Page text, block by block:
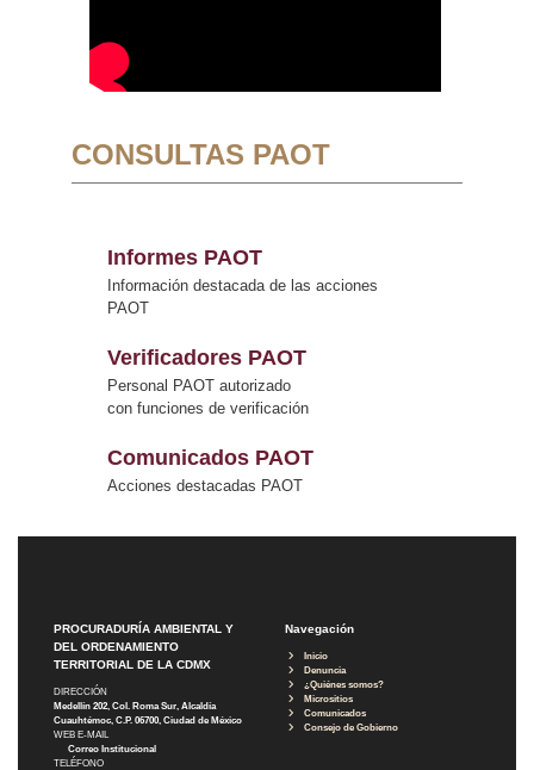
CONSULTAS PAOT
Informes PAOT
Información destacada de las acciones
PAOT
Verificadores PAOT
Personal PAOT autorizado
con funciones de verificación
Comunicados PAOT
Acciones destacadas PAOT
PROCURADURÍA AMBIENTAL Y
DEL ORDENAMIENTO
TERRITORIAL DE LA CDMX
DIRECCIÓN
Medellín 202, Col. Roma Sur, Alcaldía
Cuauhtémoc, C.P. 06700, Ciudad de México
WEB E-MAIL
Correo Institucional
TELÉFONO
Navegación
Inicio
Denuncia
¿Quiénes somos?
Micrositios
Comunicados
Consejo de Gobierno